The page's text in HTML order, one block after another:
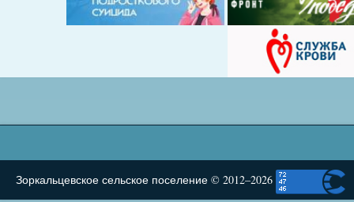
Зоркальцевское сельское поселение © 2012–2026